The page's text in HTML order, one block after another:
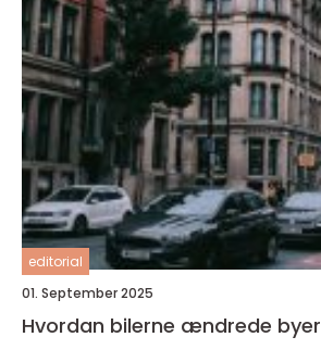
editorial
01. September 2025
Hvordan bilerne ændrede